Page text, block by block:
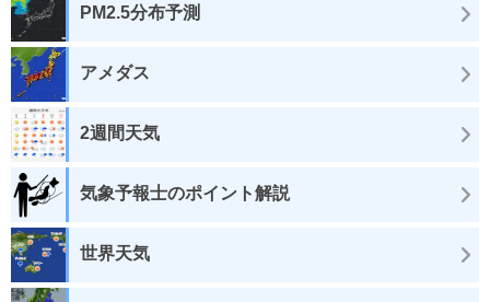
PM2.5分布予測
アメダス
2週間天気
気象予報士のポイント解説
世界天気